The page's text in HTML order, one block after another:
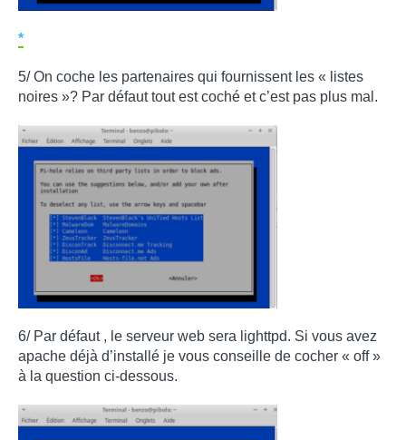
*
5/ On coche les partenaires qui fournissent les « listes
noires »? Par défaut tout est coché et c’est pas plus mal.
6/ Par défaut , le serveur web sera lighttpd. Si vous avez
apache déjà d’installé je vous conseille de cocher « off »
à la question ci-dessous.